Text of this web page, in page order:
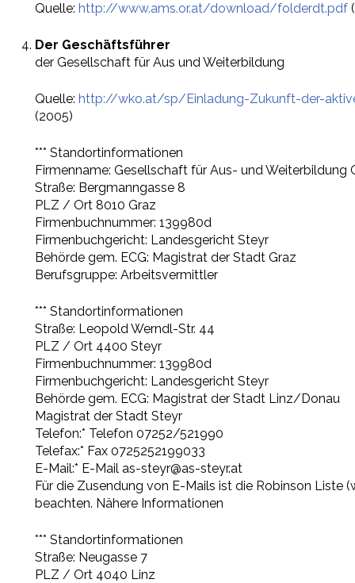
Quelle: http://www.ams.or.at/download/folderdt.pdf
Der Geschäftsführer
der Gesellschaft für Aus und Weiterbildung
Quelle: http://wko.at/sp/Einladung-Zukunft-der-
(2005)
*** Standortinformationen
Firmenname: Gesellschaft für Aus- und Weiterbildung
Straße: Bergmanngasse 8
PLZ / Ort 8010 Graz
Firmenbuchnummer: 139980d
Firmenbuchgericht: Landesgericht Steyr
Behörde gem. ECG: Magistrat der Stadt Graz
Berufsgruppe: Arbeitsvermittler
*** Standortinformationen
Straße: Leopold Werndl-Str. 44
PLZ / Ort 4400 Steyr
Firmenbuchnummer: 139980d
Firmenbuchgericht: Landesgericht Steyr
Behörde gem. ECG: Magistrat der Stadt Linz/Donau
Magistrat der Stadt Steyr
Telefon:* Telefon 07252/521990
Telefax:* Fax 0725252199033
E-Mail:* E-Mail as-steyr@as-steyr.at
Für die Zusendung von E-Mails ist die Robinson Liste
beachten. Nähere Informationen
*** Standortinformationen
Straße: Neugasse 7
PLZ / Ort 4040 Linz